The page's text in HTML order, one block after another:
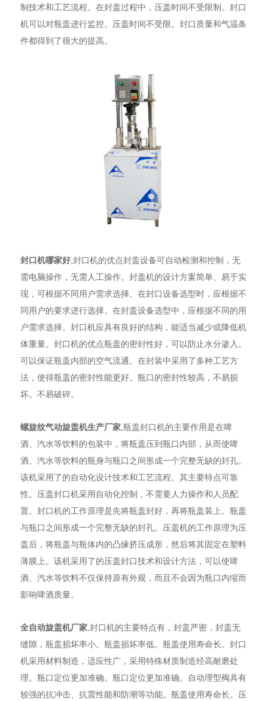
制技术和工艺流程。在封盖过程中，压盖时间不受限制。封口
机可以对瓶盖进行监控。压盖时间不受限。封口质量和气温条
件都得到了很大的提高。
封口机哪家好,封口机的优点封盖设备可自动检测和控制，无
需电脑操作，无需人工操作。封盖机的设计方案简单、易于实
现，可根据不同用户需求选择。在封口设备选型时，应根据不
同用户的要求进行选择。在封盖设备选型中，应根据不同的用
户需求选择。封口机应具有良好的结构，能适当减少或降低机
体重量。封口机的优点瓶盖的密封性好，可以防止水分渗入。
可以保证瓶盖内部的空气流通。在封装中采用了多种工艺方
法，使得瓶盖的密封性能更好。瓶口的密封性较高，不易损
坏。不易破碎。
螺旋纹气动旋盖机生产厂家,瓶盖封口机的主要作用是在啤
酒、汽水等饮料的包装中，将瓶盖压到瓶口内部，从而使啤
酒、汽水等饮料的瓶身与瓶口之间形成一个完整无缺的封孔。
该机采用了的自动化设计技术和工艺流程。其主要特点可靠
性。压盖封口机采用自动化控制，不需要人力操作和人员配
置。封口机的工作原理是先将瓶盖封好，再将瓶盖装上。瓶盖
与瓶口之间形成一个完整无缺的封孔。压盖机的工作原理为压
盖后，将瓶盖与瓶体内的凸缘挤压成形，然后将其固定在塑料
薄膜上。该机采用了的压盖封口技术和设计方法，可以使啤
酒、汽水等饮料不仅保持原有外观，而且不会因为瓶口内缩而
影响啤酒质量。
全自动旋盖机厂家,封口机的主要特点有，封盖严密，封盖无
缝隙，瓶盖损坏率小。瓶盖损坏率低。瓶盖使用寿命长。封口
机采用材料制造，适应性广，采用特殊材质制造经高耐磨处
理。瓶口定位更加准确。瓶口定位更加准确。自动理型阀具有
较强的抗冲击、抗震性能和防潮等功能。瓶盖使用寿命长。压